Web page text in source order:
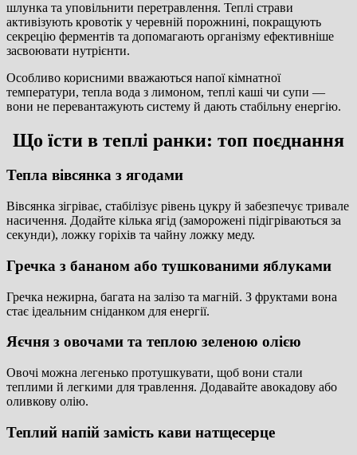
шлунка та уповільнити перетравлення. Теплі страви
активізують кровотік у черевній порожнині, покращують
секрецію ферментів та допомагають організму ефективніше
засвоювати нутрієнти.
Особливо корисними вважаються напої кімнатної
температури, тепла вода з лимоном, теплі каші чи супи —
вони не перевантажують систему й дають стабільну енергію.
Що їсти в теплі ранки: топ поєднання
Тепла вівсянка з ягодами
Вівсянка зігріває, стабілізує рівень цукру й забезпечує тривале
насичення. Додайте кілька ягід (заморожені підігріваються за
секунди), ложку горіхів та чайну ложку меду.
Гречка з бананом або тушкованими яблуками
Гречка нежирна, багата на залізо та магній. З фруктами вона
стає ідеальним сніданком для енергії.
Яєчня з овочами та теплою зеленою олією
Овочі можна легенько протушкувати, щоб вони стали
теплими й легкими для травлення. Додавайте авокадову або
оливкову олію.
Теплий напій замість кави натщесерце